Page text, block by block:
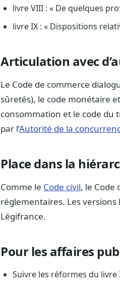
livre VIII : « De quelques
livre IX : « Dispositions
Articulation avec
Le Code de commerce
sûretés), le code monétaire
consommation et le code du
par l’Autorité de la
Place dans la
Comme le Code civil, le Code
réglementaires. Les
Légifrance.
Pour les affaires
Suivre les réformes du